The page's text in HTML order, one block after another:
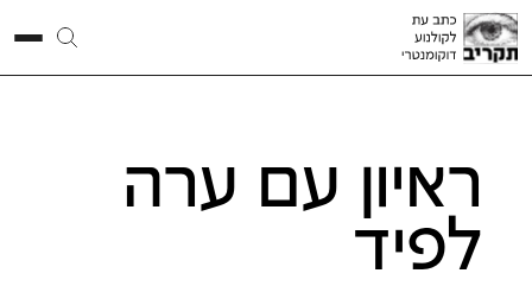
ראיון עם ערה
לפיד